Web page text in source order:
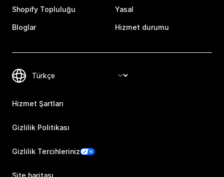
Shopify Topluluğu
Bloglar
Yasal
Hizmet durumu
Hizmet Şartları
Gizlilik Politikası
Gizlilik Tercihleriniz